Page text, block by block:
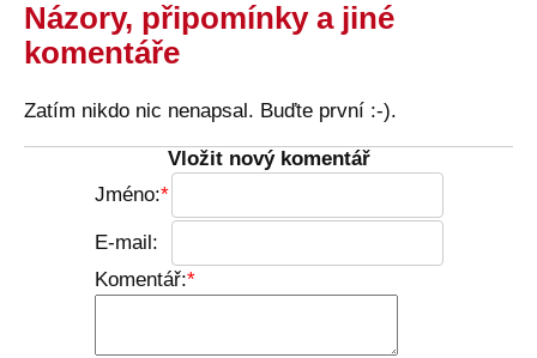
Názory, připomínky a jiné
komentáře
Zatím nikdo nic nenapsal. Buďte první :-).
Vložit nový komentář
Jméno:
E-mail:
Komentář: